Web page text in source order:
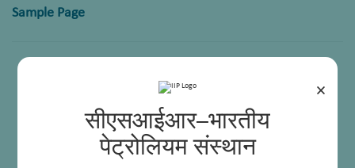
×
सीएसआईआर–भारतीय
पेट्रोलियम संस्थान
Sample Page